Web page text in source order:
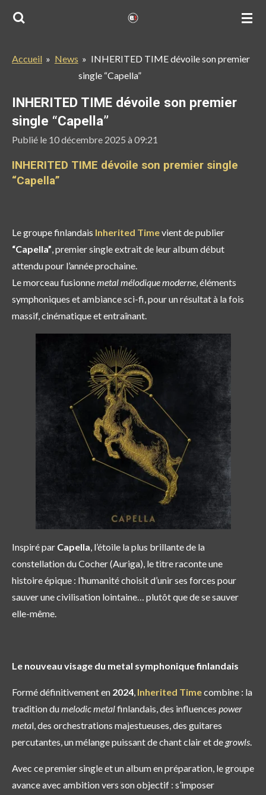
Passer
principal
Accueil » News » INHERITED TIME dévoile son premier
single “Capella”
INHERITED TIME dévoile son premier
single “Capella”
Publié le 10 décembre 2025 à 09:21
INHERITED TIME dévoile son premier single
“Capella”
Le groupe finlandais Inherited Timevient de publier
“Capella”, premier single extrait de leuralbum début
attendu pour l’année prochaine.
Le morceau fusionnemetal mélodique moderne,éléments
symphoniques et ambiancesci-fi, pour un résultat à la fois
massif, cinématique et entraînant.
Inspiré par Capella, l’étoile la plus brillante de la
constellation du Cocher (Auriga), le titre raconte une
histoire épique : l’humanité choisit d’unir ses forces pour
sauver une civilisation lointaine… plutôt que de se sauver
elle-même.
Le nouveau visage du metal symphonique finlandais
Formé définitivement en 2024, Inherited Timecombine : la
tradition dumelodic metalfinlandais, des influences power
metal, des orchestrations majestueuses, des guitares
percutantes, un mélange puissant de chant clair et de growls.
Avec ce premier single et un album en préparation, le groupe
avance avec ambition vers son objectif : s’imposer